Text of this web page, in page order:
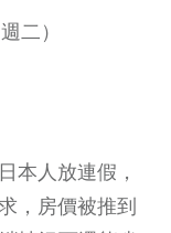
二）
人放連假，
，房價被推到